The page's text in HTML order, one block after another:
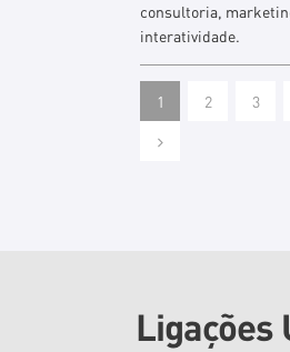
consultoria,
interatividade.
1 2 3
Ligações